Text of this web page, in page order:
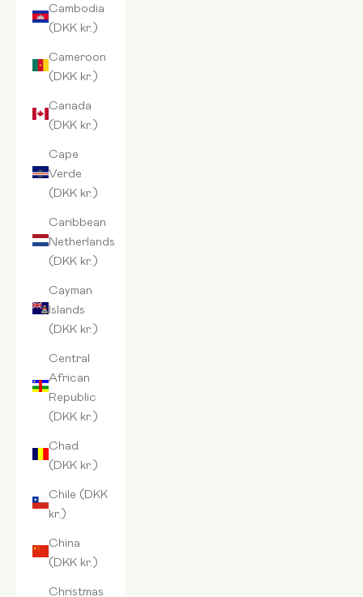
Cambodia
(DKK kr.)
Cameroon
(DKK kr.)
Canada
(DKK kr.)
Cape
Verde
(DKK kr.)
Caribbean
Netherlands
(DKK kr.)
Cayman
Islands
(DKK kr.)
Central
African
Republic
(DKK kr.)
Chad
(DKK kr.)
Chile (DKK
kr.)
China
(DKK kr.)
Christmas